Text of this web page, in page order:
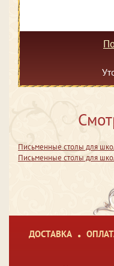
Письменные столы для
Письменные столы для
ДОСТАВКА